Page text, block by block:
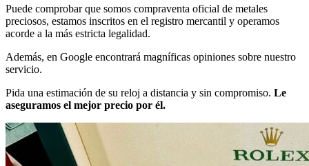
Puede comprobar que somos compraventa oficial de metales
preciosos, estamos inscritos en el registro mercantil y operamos
acorde a la más estricta legalidad.
Además, en Google encontrará magníficas opiniones sobre nuestro
servicio.
Pida una estimación de su reloj a distancia y sin compromiso. Le
aseguramos el mejor precio por él.